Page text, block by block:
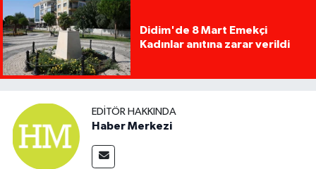
Didim'de 8 Mart Emekçi
Kadınlar anıtına zarar verildi
EDITÖR HAKKINDA
Haber Merkezi